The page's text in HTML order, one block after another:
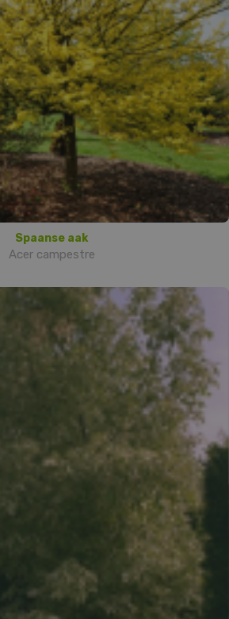
Spaanse aak
Acer campestre